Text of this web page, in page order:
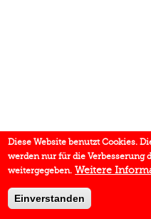
Diese Website benutzt Cookies.
werden nur für die Verbesserung
weitergegeben. Weitere
Einverstanden